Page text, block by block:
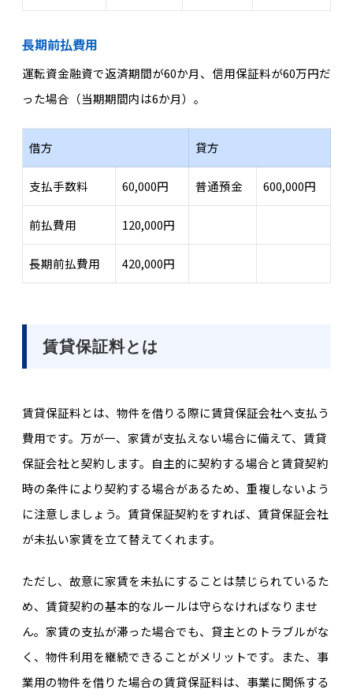
長期前払費用
運転資金融資で返済期間が60か月、信用保証料が60万円だ
った場合（当期期間内は6か月）。
借方 貸方
支払手数料 60,000円 普通預金 600,000円
前払費用 120,000円
長期前払費用 420,000円
賃貸保証料とは
賃貸保証料とは、物件を借りる際に賃貸保証会社へ支払う
費用です。万が一、家賃が支払えない場合に備えて、賃貸
保証会社と契約します。自主的に契約する場合と賃貸契約
時の条件により契約する場合があるため、重複しないよう
に注意しましょう。賃貸保証契約をすれば、賃貸保証会社
が未払い家賃を立て替えてくれます。
ただし、故意に家賃を未払にすることは禁じられているた
め、賃貸契約の基本的なルールは守らなければなりませ
ん。家賃の支払が滞った場合でも、貸主とのトラブルがな
く、物件利用を継続できることがメリットです。また、事
業用の物件を借りた場合の賃貸保証料は、事業に関係する